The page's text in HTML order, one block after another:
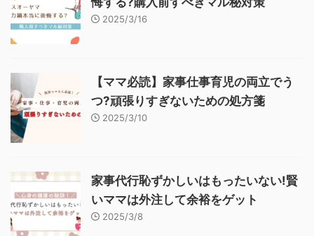
2025/3/16
【ママ必読】家事仕事育児の両立でう
つ?頑張りすぎないための処方箋
2025/3/10
家事代行恥ずかしいはもったいない!賢
いママは外注して余裕をゲット
2025/3/8